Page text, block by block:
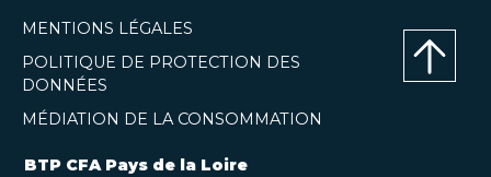
MENTIONS LÉGALES
POLITIQUE DE PROTECTION DES
DONNÉES
MÉDIATION DE LA CONSOMMATION
BTP CFA Pays de la Loire